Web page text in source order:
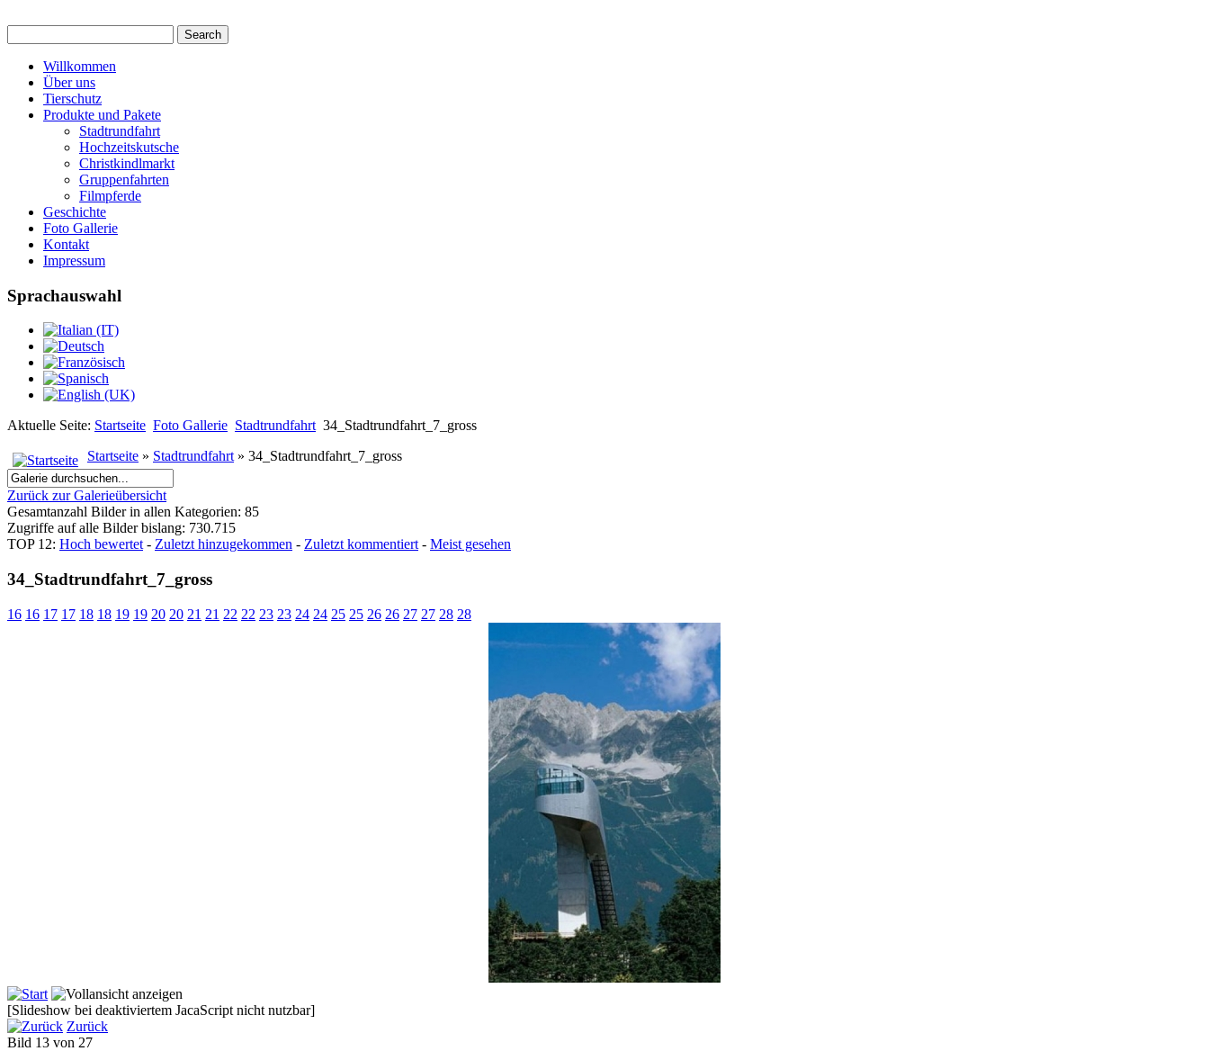
Willkommen
Über uns
Tierschutz
Produkte und Pakete
Stadtrundfahrt
Hochzeitskutsche
Christkindlmarkt
Gruppenfahrten
Filmpferde
Geschichte
Foto Gallerie
Kontakt
Impressum
Sprachauswahl
Aktuelle Seite: Startseite Foto Gallerie Stadtrundfahrt 34_Stadtrundfahrt_7_gross
Startseite » Stadtrundfahrt » 34_Stadtrundfahrt_7_gross
Zurück zur Galerieübersicht
Gesamtanzahl Bilder in allen Kategorien: 85
Zugriffe auf alle Bilder bislang: 730.715
TOP 12: Hoch bewertet - Zuletzt hinzugekommen - Zuletzt kommentiert - Meist gesehen
34_Stadtrundfahrt_7_gross
16 16 17 17 18 18 19 19 20 20 21 21 22 22 23 23 24 24 25 25 26 26 27 27 28 28
[Slideshow bei deaktiviertem JacaScript nicht nutzbar]
Zurück
Bild 13 von 27